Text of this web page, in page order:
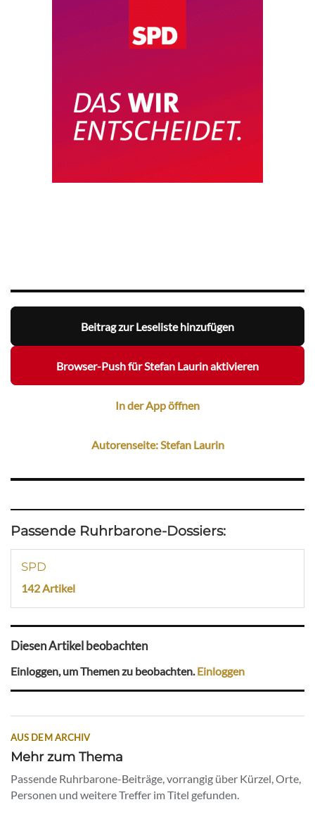
Beitrag zur Leseliste hinzufügen
Browser-Push für Stefan Laurin aktivieren
In der App öffnen
Autorenseite: Stefan Laurin
Passende Ruhrbarone-Dossiers:
SPD
142 Artikel
Diesen Artikel beobachten
Einloggen, um Themen zu beobachten. Einloggen
AUS DEM ARCHIV
Mehr zum Thema
Passende Ruhrbarone-Beiträge, vorrangig über Kürzel, Orte,
Personen und weitere Treffer im Titel gefunden.